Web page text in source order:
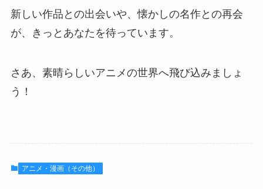
新しい作品との出会いや、懐かしの名作との再会
が、きっとあなたを待っています。
さあ、素晴らしいアニメの世界へ飛び込みましょ
う！
アニメ・漫画（その他）